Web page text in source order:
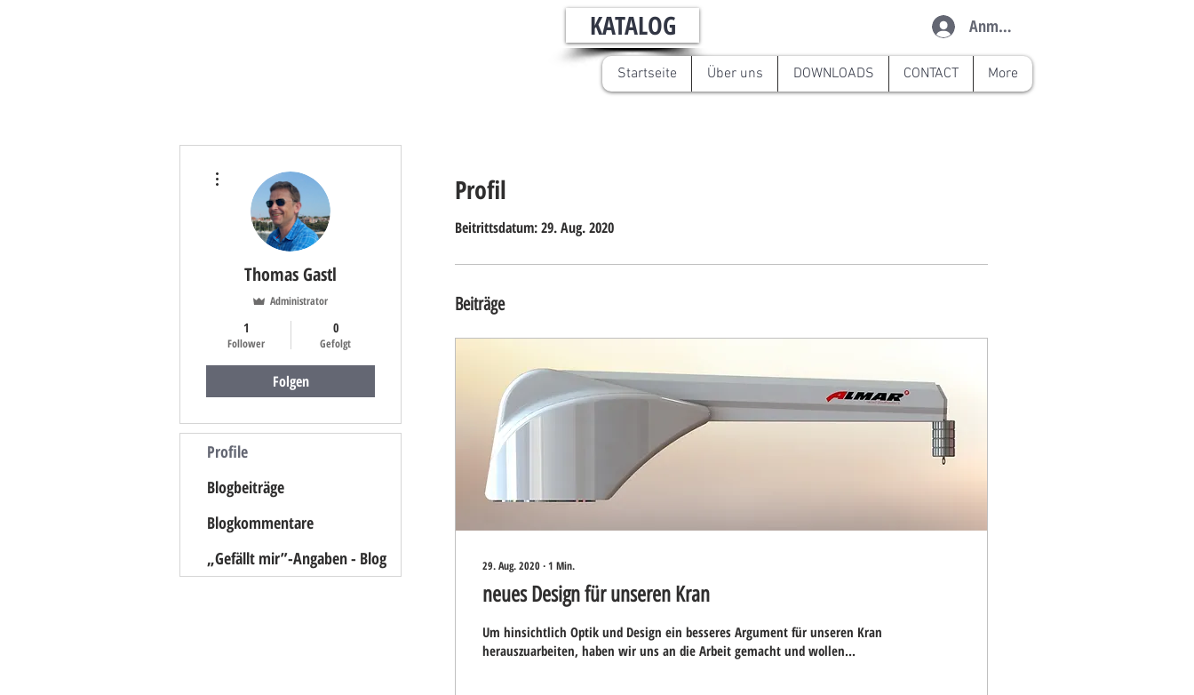
KATALOG Anmelden
Startseite Über uns DOWNLOADS CONTACT More
Profil
Beitrittsdatum: 29. Aug. 2020
Beiträge
29. Aug. 2020∙1 Min.
neues Design für unseren Kran
Um hinsichtlich Optik und Design ein besseres Argument für unseren Kran
herauszuarbeiten, haben wir uns an die Arbeit gemacht und wollen...
Thomas Gastl
Administrator
1
Follower
0
Gefolgt
Folgen
Profile
Blogbeiträge
Blogkommentare
„Gefällt mir”-Angaben - Blog